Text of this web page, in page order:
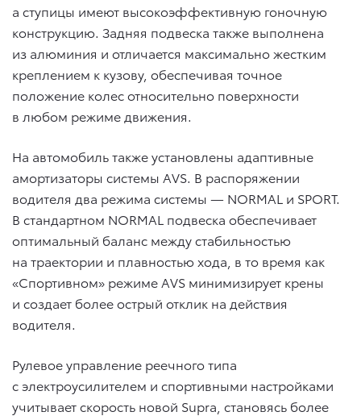
а ступицы имеют высокоэффективную гоночную
конструкцию. Задняя подвеска также выполнена
из алюминия и отличается максимально жестким
креплением к кузову, обеспечивая точное
положение колес относительно поверхности
в любом режиме движения.
На автомобиль также установлены адаптивные
амортизаторы системы AVS. В распоряжении
водителя два режима системы — NORMAL и SPORT.
В стандартном NORMAL подвеска обеспечивает
оптимальный баланс между стабильностью
на траектории и плавностью хода, в то время как
«Спортивном» режиме AVS минимизирует крены
и создает более острый отклик на действия
водителя.
Рулевое управление реечного типа
с электроусилителем и спортивными настройками
учитывает скорость новой Supra, становясь более